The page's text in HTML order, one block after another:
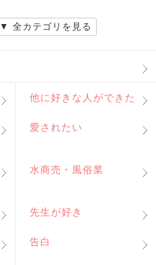
▼ 全カテゴリを見る
他に好きな人ができた
愛されたい
水商売・風俗業
先生が好き
告白